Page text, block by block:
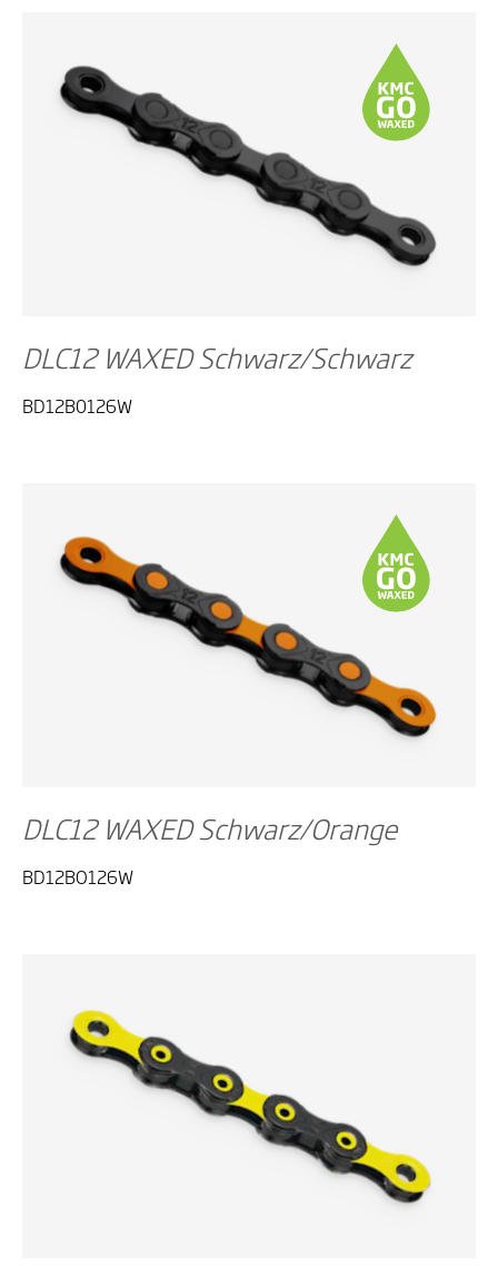
DLC12 WAXED Schwarz/Schwarz
BD12B0126W
DLC12 WAXED Schwarz/Orange
BD12BO126W